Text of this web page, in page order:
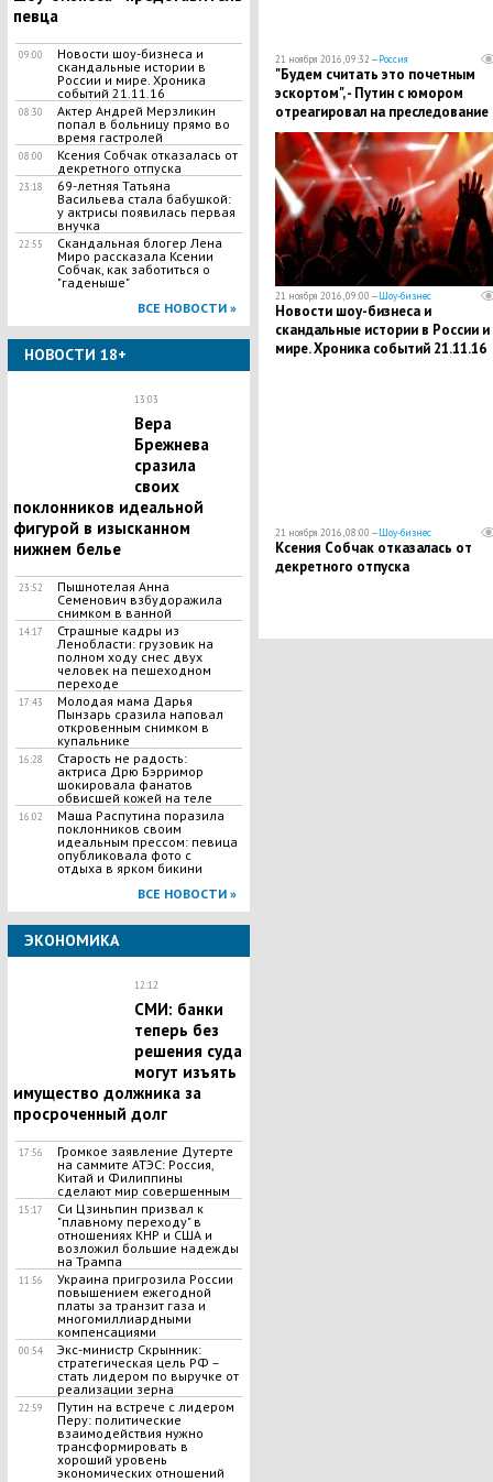
певца
09:00
Новости шоу-бизнеса и
скандальные истории в
России и мире. Хроника
событий 21.11.16
08:30
Актер Андрей Мерзликин
попал в больницу прямо во
время гастролей
08:00
Ксения Собчак отказалась от
декретного отпуска
23:18
69-летняя Татьяна
Васильева стала бабушкой:
у актрисы появилась первая
внучка
22:55
Скандальная блогер Лена
Миро рассказала Ксении
Собчак, как заботиться о
"гаденыше"
ВСЕ НОВОСТИ »
НОВОСТИ 18+
13:03
Вера
Брежнева
сразила
своих
поклонников идеальной
фигурой в изысканном
нижнем белье
23:52
Пышнотелая Анна
Семенович взбудоражила
снимком в ванной
14:17
Страшные кадры из
Ленобласти: грузовик на
полном ходу снес двух
человек на пешеходном
переходе
17:43
Молодая мама Дарья
Пынзарь сразила наповал
откровенным снимком в
купальнике
16:28
Старость не радость:
актриса Дрю Бэрримор
шокировала фанатов
обвисшей кожей на теле
16:02
Маша Распутина поразила
поклонников своим
идеальным прессом: певица
опубликовала фото с
отдыха в ярком бикини
ВСЕ НОВОСТИ »
ЭКОНОМИКА
12:12
СМИ: банки
теперь без
решения суда
могут изъять
имущество должника за
просроченный долг
17:56
Громкое заявление Дутерте
на саммите АТЭС: Россия,
Китай и Филиппины
сделают мир совершенным
15:17
Си Цзиньпин призвал к
"плавному переходу" в
отношениях КНР и США и
возложил большие надежды
на Трампа
11:56
Украина пригрозила России
повышением ежегодной
платы за транзит газа и
многомиллиардными
компенсациями
00:54
Экс-министр Скрынник:
стратегическая цель РФ –
стать лидером по выручке от
реализации зерна
22:59
Путин на встрече с лидером
Перу: политические
взаимодействия нужно
трансформировать в
хороший уровень
экономических отношений
21 ноября 2016, 09:32 —Россия
"Будем считать это почетным
эскортом", - Путин с юмором
отреагировал на преследование
спецборта РФ швейцарскими
истребителями
21 ноября 2016, 09:00 —Шоу-бизнес
Новости шоу-бизнеса и
скандальные истории в России и
мире. Хроника событий 21.11.16
21 ноября 2016, 08:00 —Шоу-бизнес
Ксения Собчак отказалась от
декретного отпуска